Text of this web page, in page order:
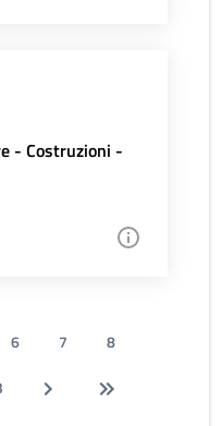
- Costruzioni -
6 7
8